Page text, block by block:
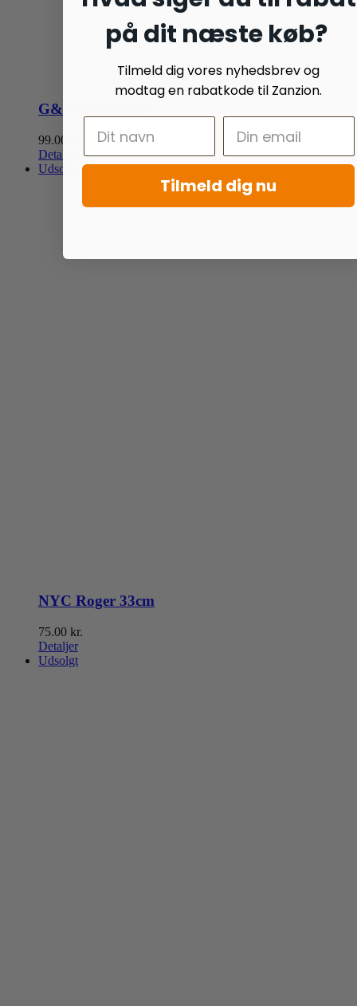
G&W Rope Ball
99.00
Detaljer
Udsolgt
NYC Roger 33cm
75.00 kr.
Detaljer
Udsolgt
på dit næste køb?
Tilmeld dig vores nyhedsbrev og
modtag en rabatkode til Zanzion.
Tilmeld dig nu